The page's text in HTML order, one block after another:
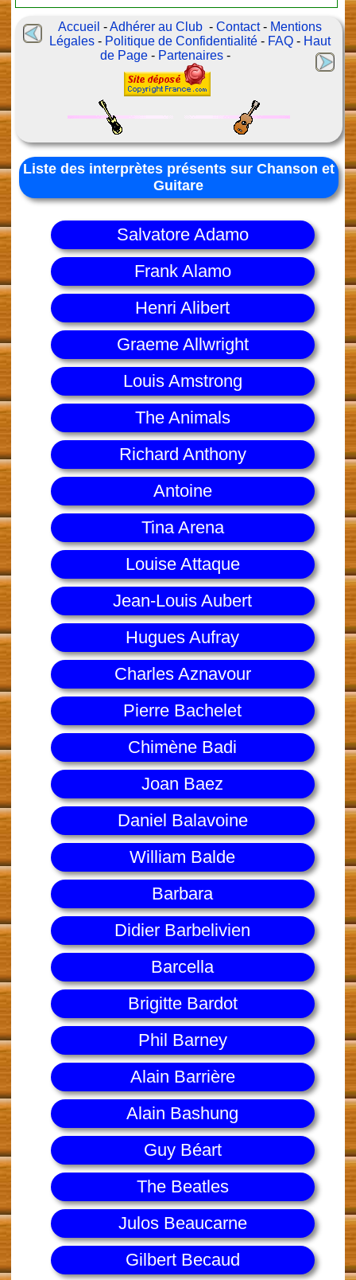
Accueil -Adhérer au Club -Contact- Mentions
Légales - Politique de Confidentialité - FAQ - Haut
de Page - Partenaires -
Liste des interprètes présents sur Chanson et
Guitare
Salvatore Adamo
Frank Alamo
Henri Alibert
Graeme Allwright
Louis Amstrong
The Animals
Richard Anthony
Antoine
Tina Arena
Louise Attaque
Jean-Louis Aubert
Hugues Aufray
Charles Aznavour
Pierre Bachelet
Chimène Badi
Joan Baez
Daniel Balavoine
William Balde
Barbara
Didier Barbelivien
Barcella
Brigitte Bardot
Phil Barney
Alain Barrière
Alain Bashung
Guy Béart
The Beatles
Julos Beaucarne
Gilbert Becaud